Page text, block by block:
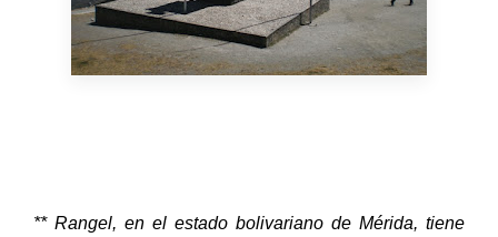
** Rangel, en el estado bolivariano de Mérida, tiene